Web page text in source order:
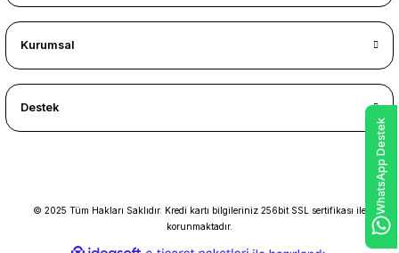
Kurumsal
Destek
© 2025 Tüm Hakları Saklıdır. Kredi kartı bilgileriniz 256bit SSL sertifikası ile
korunmaktadır.
WhatsApp Destek